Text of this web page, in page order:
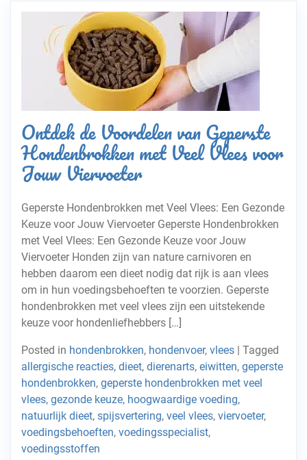
Ontdek de Voordelen van Geperste
Hondenbrokken met Veel Vlees voor
Jouw Viervoeter
Geperste Hondenbrokken met Veel Vlees: Een Gezonde
Keuze voor Jouw Viervoeter Geperste Hondenbrokken
met Veel Vlees: Een Gezonde Keuze voor Jouw
Viervoeter Honden zijn van nature carnivoren en
hebben daarom een dieet nodig dat rijk is aan vlees
om in hun voedingsbehoeften te voorzien. Geperste
hondenbrokken met veel vlees zijn een uitstekende
keuze voor hondenliefhebbers […]
Posted in hondenbrokken, hondenvoer, vlees | Tagged
allergische reacties, dieet, dierenarts, eiwitten, geperste
hondenbrokken, geperste hondenbrokken met veel
vlees, gezonde keuze, hoogwaardige voeding,
natuurlijk dieet, spijsvertering, veel vlees, viervoeter,
voedingsbehoeften, voedingsspecialist,
voedingsstoffen